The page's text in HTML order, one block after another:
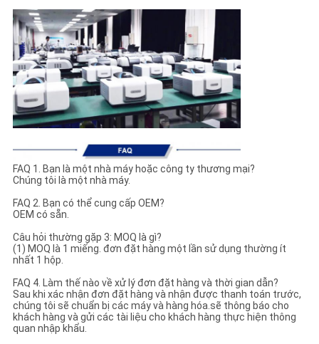
FAQ 1. Bạn là một nhà máy hoặc công ty thương mại?
Chúng tôi là một nhà máy.
FAQ 2. Bạn có thể cung cấp OEM?
OEM có sẵn.
Câu hỏi thường gặp 3: MOQ là gì?
(1) MOQ là 1 miếng. đơn đặt hàng một lần sử dụng thường ít
nhất 1 hộp.
FAQ 4. Làm thế nào về xử lý đơn đặt hàng và thời gian dẫn?
Sau khi xác nhận đơn đặt hàng và nhận được thanh toán trước,
chúng tôi sẽ chuẩn bị các máy và hàng hóa.sẽ thông báo cho
khách hàng và gửi các tài liệu cho khách hàng thực hiện thông
quan nhập khẩu.